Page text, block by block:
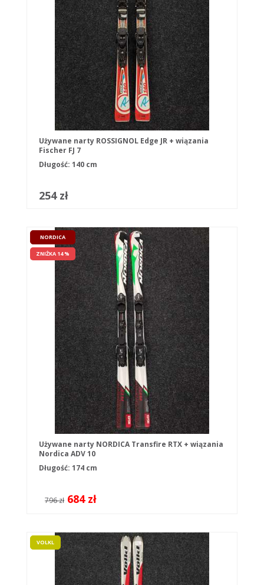
Używane narty ROSSIGNOL Edge JR + wiązania
Fischer FJ 7
Długość: 140 cm
254 zł
NORDICA
ZNIŻKA 14 %
Używane narty NORDICA Transfire RTX + wiązania
Nordica ADV 10
Długość: 174 cm
796 zł 684 zł
VOLKL